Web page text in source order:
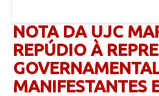
NOTA DA UJC
REPÚDIO À
MANIFESTANTES